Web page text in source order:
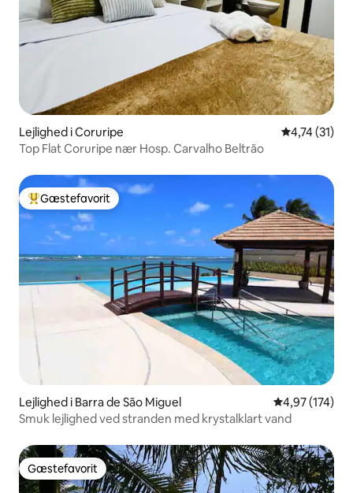
Lejlighed i Coruripe 4,74 ud af 5
4,74 (31)
Top Flat Coruripe nær Hosp. Carvalho Beltrão
Bedste gæstefavorit
Gæstefavorit
Lejlighed i Barra de São Miguel 4,97 ud af 5 i
4,97 (174)
Smuk lejlighed ved stranden med krystalklart vand
Gæstefavorit
Gæstefavorit